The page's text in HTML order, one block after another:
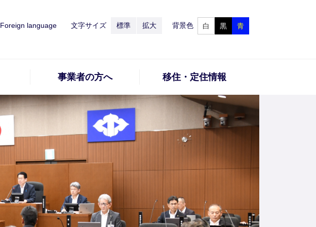
Foreign language 文字サイズ 標準 拡大 背景色 白 黒 青
事業者の方へ 移住・定住情報